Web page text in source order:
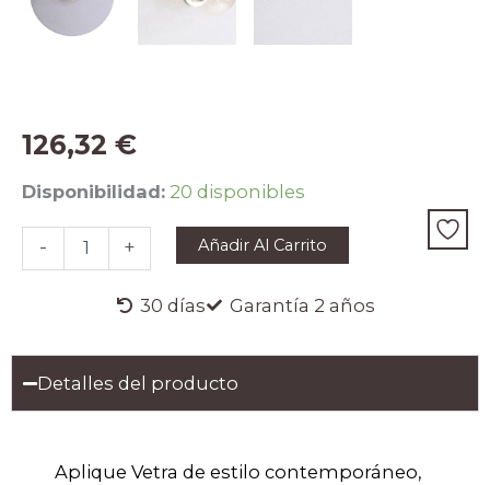
126,32 €
Disponibilidad: 20 disponibles
-
APLIQUE
VETRA
cantidad
+ Añadir Al Carrito
30 días Garantía 2 años
Detalles del producto
Aplique Vetra de estilo contemporáneo,